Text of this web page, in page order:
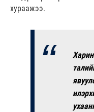
хураажээ.